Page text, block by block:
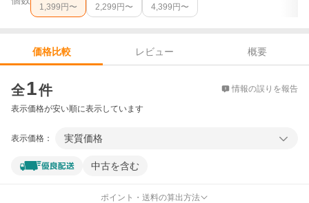
1,399 円〜 2,299 円〜 4,399 円〜
価格比較 レビュー
概要
全1件 情報の誤りを報告
表示価格が安い順に表示しています
表示価格： 実質価格
中古を含む
ポイント・送料の算出方法